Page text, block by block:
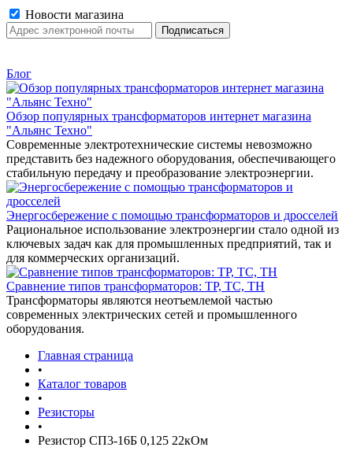
Новости магазина
Блог
Обзор популярных трансформаторов интернет магазина
"Альянс Техно"
Современные электротехнические системы невозможно
представить без надежного оборудования, обеспечивающего
стабильную передачу и преобразование электроэнергии.
Энергосбережение с помощью трансформаторов и дросселей
Рациональное использование электроэнергии стало одной из
ключевых задач как для промышленных предприятий, так и
для коммерческих организаций.
Сравнение типов трансформаторов: ТР, ТС, ТН
Трансформаторы являются неотъемлемой частью
современных электрических сетей и промышленного
оборудования.
Главная страница
•
Каталог товаров
•
Резисторы
•
Резистор СП3-16Б 0,125 22кОм